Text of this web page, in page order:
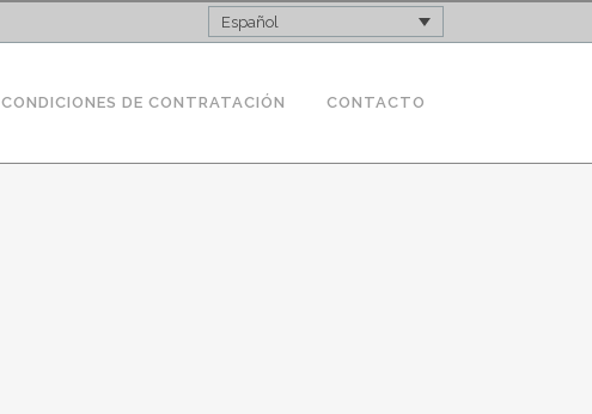
Español
CONDICIONES DE CONTRATACIÓN CONTACTO